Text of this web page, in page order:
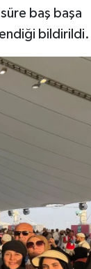
baş başa
bildirildi.